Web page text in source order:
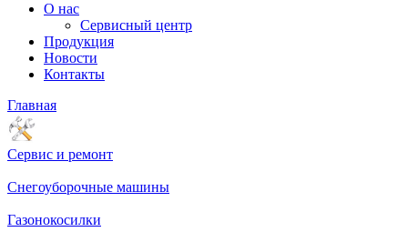
О нас
Сервисный центр
Продукция
Новости
Контакты
Главная
Сервис и ремонт
Снегоуборочные машины
Газонокосилки